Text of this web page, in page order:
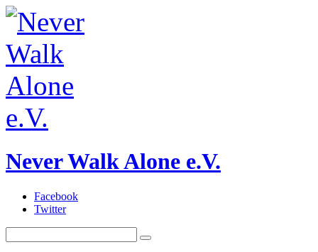
Never Walk Alone e.V.
Facebook
Twitter